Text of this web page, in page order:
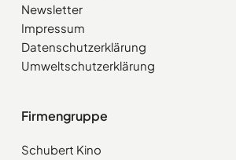
Newsletter
Impressum
Datenschutzerklärung
Umweltschutzerklärung
Firmengruppe
Schubert Kino